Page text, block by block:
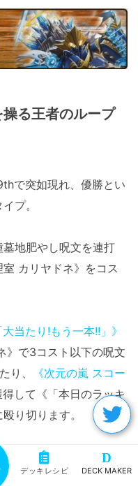
る王者のループ
で突如現れ、優勝とい
プ。
墓地肥やし呪文を連打
カリヤドネ》をコス
当たり!もう一本!!」》
》で3コスト以下の呪文
り、
《次元の嵐 スコー
して《「本日のラッキ
り切ります。
、対策されていない場
して勝利できるのが魅力
デッキレシピ
D
DECK MAKER